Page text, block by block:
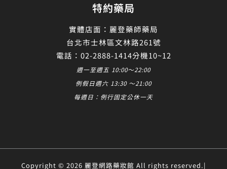
特約藥局
實體店面：麗登藥師藥局
台北市士林區文林路261號
電話：02-2888-1414分機10~12
週一至週五 10:00～22:00
例假日週六 13:30 ～21:00
每週日：例行固定公休一天
Copyright © 2026 麗登網路藥妝館 All rights reserved.|